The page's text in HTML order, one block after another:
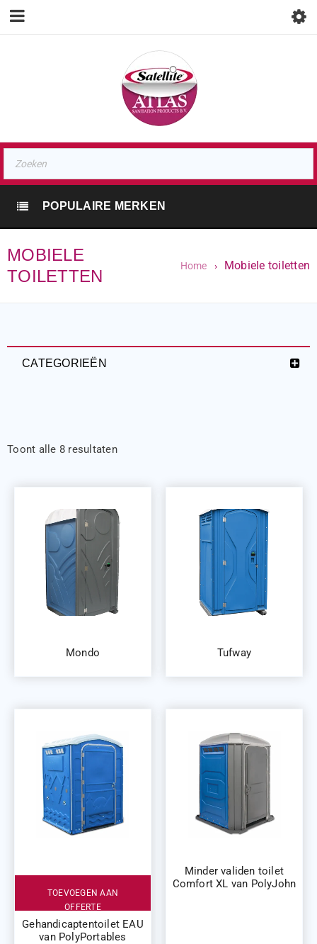
POPULAIRE MERKEN
MOBIELE
TOILETTEN
Home › Mobiele toiletten
CATEGORIEËN
Toont alle 8 resultaten
Mondo Tufway
TOEVOEGEN AAN
OFFERTE
Gehandicaptentoilet EAU
van PolyPortables
Minder validen toilet
Comfort XL van PolyJohn